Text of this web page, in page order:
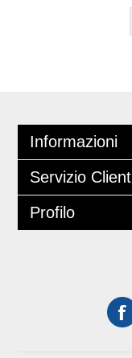
Informazioni
Servizio
Profilo